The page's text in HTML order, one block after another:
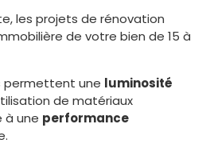
les projets de rénovation
de votre bien de 15 à
permettent une luminosité
de matériaux
à une performance